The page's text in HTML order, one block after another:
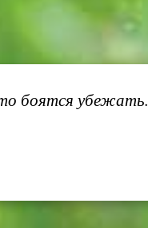
боятся убежать.